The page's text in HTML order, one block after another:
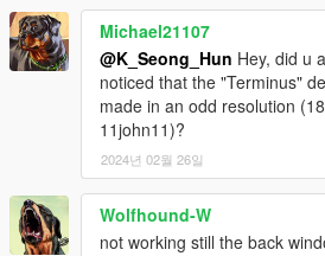
Michael21107
@K_Seong_Hun Hey, did u
noticed that the "Terminus"
made in an odd resolution
11john11)?
2024년 02월 26일
Wolfhound-W
not working still the back